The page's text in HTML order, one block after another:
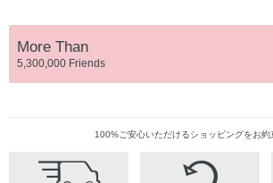
More Than
5,300,000 Friends
100%ご安心いただけるショッピングをお約